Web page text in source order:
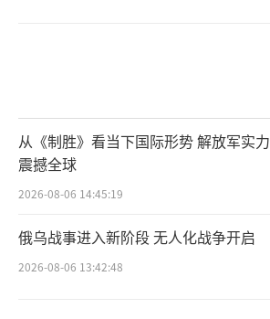
从《制胜》看当下国际形势 解放军实力
震撼全球
2026-08-06 14:45:19
俄乌战事进入新阶段 无人化战争开启
2026-08-06 13:42:48